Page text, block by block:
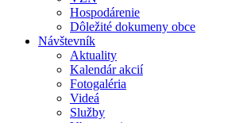
Hospodárenie
Dôležité dokumeny obce
Návštevník
Aktuality
Kalendár akcií
Fotogaléria
Videá
Služby